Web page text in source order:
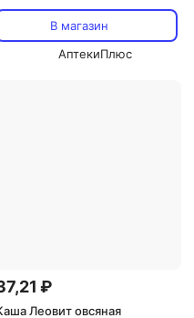
В магазин
АптекиПлюс
₽
Леовит овсяная